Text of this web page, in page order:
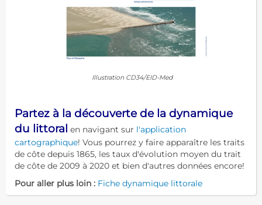
Illustration CD34/EID-Med
Partez à la découverte de la dynamique
du littoral en navigant sur l'application
cartographique! Vous pourrez y faire apparaître les traits
de côte depuis 1865, les taux d'évolution moyen du trait
de côte de 2009 à 2020 et bien d'autres données encore!
Pour aller plus loin : Fiche dynamique littorale